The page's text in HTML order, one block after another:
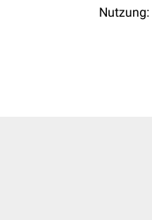
Nutzung: